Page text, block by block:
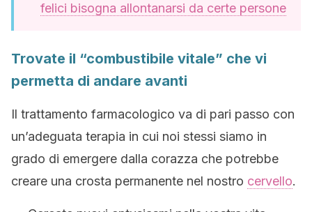
felici bisogna allontanarsi da certe persone
Trovate il “combustibile vitale” che vi
permetta di andare avanti
Il trattamento farmacologico va di pari passo con
un’adeguata terapia in cui noi stessi siamo in
grado di emergere dalla corazza che potrebbe
creare una crosta permanente nel nostro cervello.